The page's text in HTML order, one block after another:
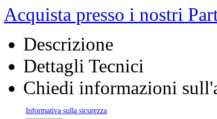
Acquista presso i nostri
Descrizione
Dettagli Tecnici
Chiedi informazioni
Informativa sulla sicurezza